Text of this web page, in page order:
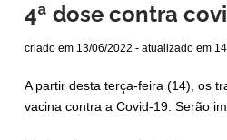
4ª dose contra
criado em 13/06/2022 - atualizado em
A partir desta terça-feira (14), os
vacina contra a Covid-19. Serão